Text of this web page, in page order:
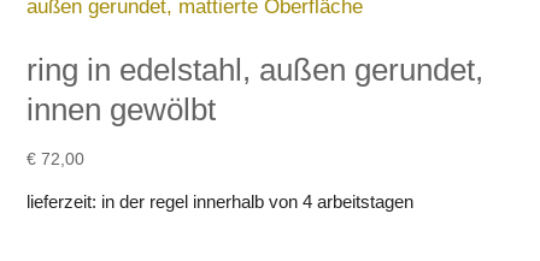
ring in edelstahl, außen gerundet,
innen gewölbt
€ 72,00
lieferzeit: in der regel innerhalb von 4 arbeitstagen